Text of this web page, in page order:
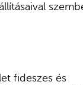
fideszes és